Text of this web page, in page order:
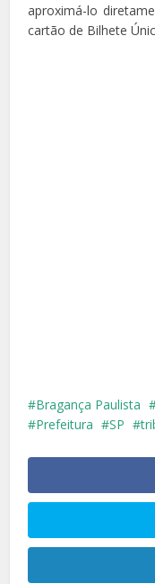
aproximá-lo
cartão de Bilhete
Bragança Paulista
Prefeitura
SP